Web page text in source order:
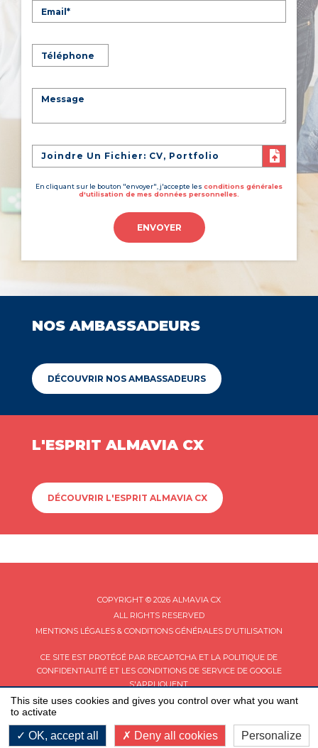
Joindre Un Fichier: CV, Portfolio
En cliquant sur le bouton "envoyer", j'accepte les conditions générales
d'utilisation de mes données personnelles.
ENVOYER
NOS AMBASSADEURS
DÉCOUVRIR NOS AMBASSADEURS
L'ESPRIT ALMAVIA CX
DÉCOUVRIR L'ESPRIT ALMAVIA CX
COPYRIGHT © 2026 ALMAVIA CX
ALL RIGHTS RESERVED
MENTIONS LÉGALES & CONDITIONS GÉNÉRALES D'UTILISATION
CE SITE EST PROTÉGÉ PAR RECAPTCHA ET LA POLITIQUE DE
CONFIDENTIALITÉET LES CONDITIONS DE SERVICEDE GOOGLE
S'APPLIQUENT.
This site uses cookies and gives you control over what you want
to activate
OK, accept all Deny all cookies Personalize